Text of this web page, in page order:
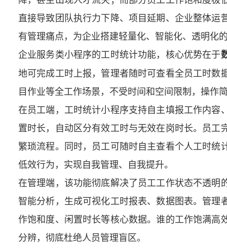
直接导致团队执行力下降、项目延期、企业整体
有管理痛点，为企业搭建轻量化、智能化、透明化
企业服务类小程序的工时统计功能，核心优势在于
地可完成工时上报，管理者随时可查看全员工时
目作业等全工作场景，不受时间和空间限制，操作
在员工端，工时统计小程序支持自主填报工作内
置时长，自动区分有效工时与无效在岗时长。员
繁琐流程。同时，员工可随时自主查看个人工时
低效行为，实现自我管理、自我提升。
在管理端，该功能彻底解决了员工工作状态不透
智能分析，生成可视化工时报表、数据图表。管
作饱和度、闲置时长等核心数据。谁的工作饱满
分辨，彻底杜绝人员管理盲区。